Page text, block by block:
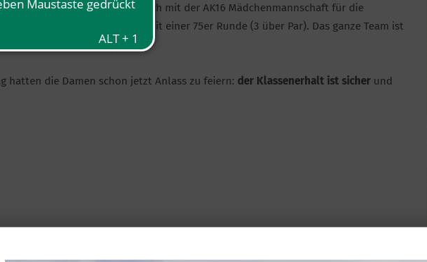
im Einzel geworden ist und sich mit der AK16 Mädchenmannschaft für die
qualifiziert hat, glänzte mit einer 75er Runde (3 über Par). Das ganze Team ist
hatten die Damen schon jetzt Anlass zu feiern: der Klassenerhalt ist sicher und